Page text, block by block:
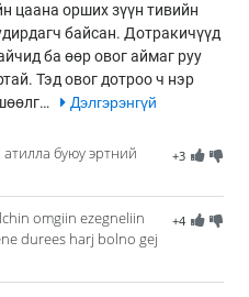
цаана орших зүүн тивийн
байсан. Дотракичүүд
ба өөр овог аймаг руу
Тэд овог дотроо ч нэр
Дэлгэрэнгүй
+3
буюу эртний
+4
omgiin ezegneliin
durees harj bolno gej